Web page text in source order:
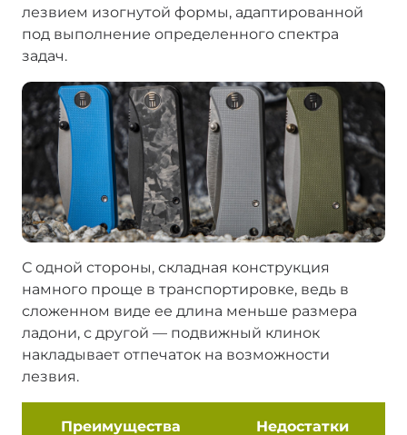
лезвием изогнутой формы, адаптированной
под выполнение определенного спектра
задач.
С одной стороны, складная конструкция
намного проще в транспортировке, ведь в
сложенном виде ее длина меньше размера
ладони, с другой — подвижный клинок
накладывает отпечаток на возможности
лезвия.
Преимущества Недостатки